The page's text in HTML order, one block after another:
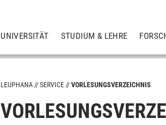
UNIVERSITÄT STUDIUM & LEHRE
LEUPHANA SERVICE VORLESUNGSVERZEICHNIS